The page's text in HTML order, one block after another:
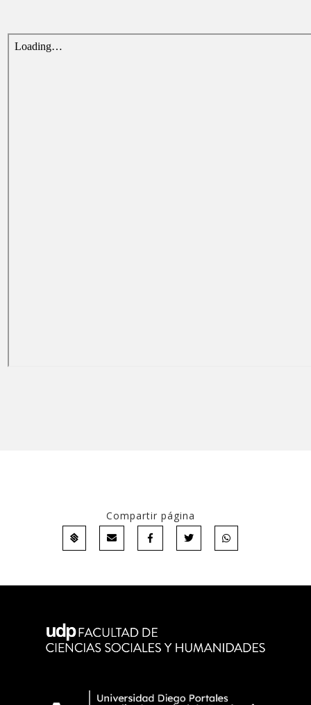
Compartir página